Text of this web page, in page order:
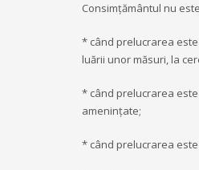
Consimțământul nu
* când prelucrarea
luării unor măsuri, la
* când prelucrarea
amenințate;
* când prelucrarea